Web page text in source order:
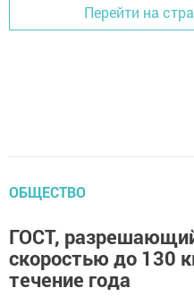
Перейти на
ОБЩЕСТВО
ГОСТ,
скоростью до 130
течение года